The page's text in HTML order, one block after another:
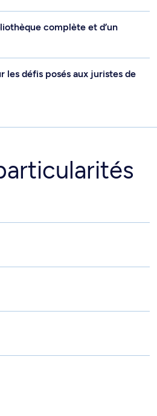
complète et d’un
les défis posés aux juristes de